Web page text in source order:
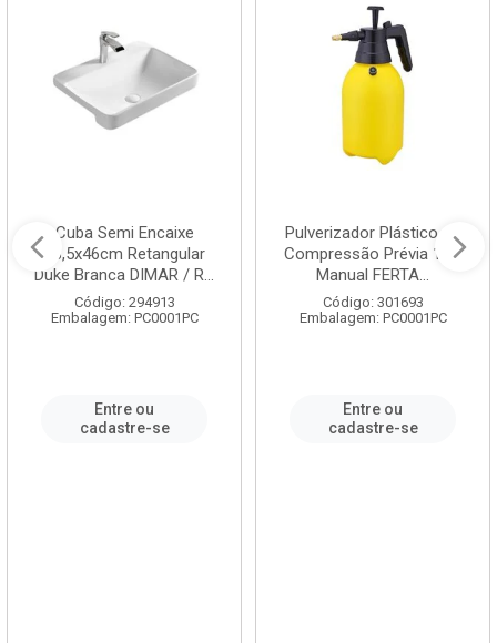
Cuba Semi Encaixe
58,5x46cm Retangular
Duke Branca DIMAR / R...
Código: 294913
Embalagem: PC0001PC
Entre ou
cadastre-se
Pulverizador Plástico de
Compressão Prévia 1,5L
Manual FERTA...
Código: 301693
Embalagem: PC0001PC
Entre ou
cadastre-se